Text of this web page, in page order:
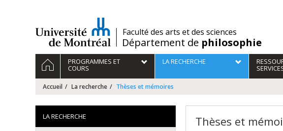
/Faculté des arts et des sciences
Département de philosophie
Navigation
principale
ACCUEILPROGRAMMES ET
COURS
LA RECHERCHE
Accueil La recherche Thèses et mémoires
Thèses et
LA RECHERCHE